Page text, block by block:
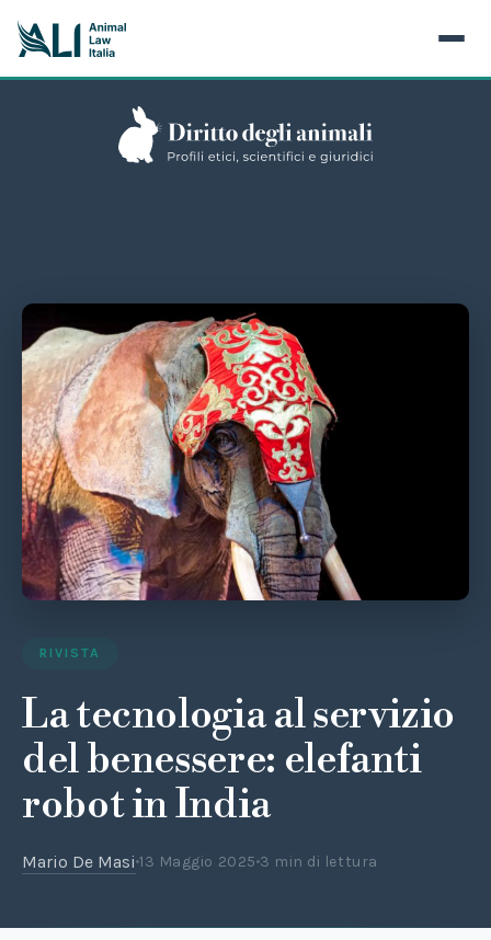
RIVISTA
La tecnologia al servizio
del benessere: elefanti
robot in India
Mario De Masi 13 Maggio 2025 3 min di lettura